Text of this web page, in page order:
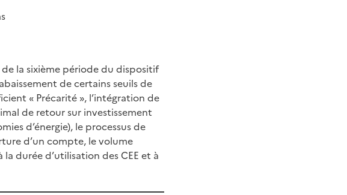
la sixième période du dispositif
de certains seuils de
« Précarité », l’intégration de
de retour sur investissement
d’énergie), le processus de
d’un compte, le volume
durée d’utilisation des CEE et à